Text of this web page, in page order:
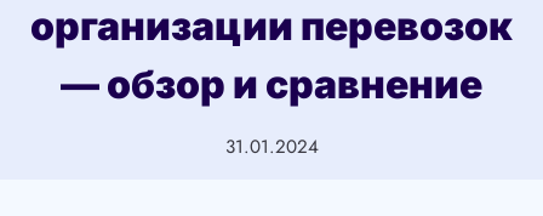
организации перевозок
— обзор и сравнение
31.01.2024